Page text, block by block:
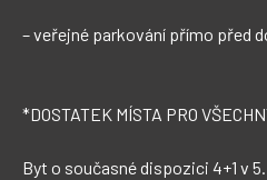
– veřejné parkování přímo před
*DOSTATEK MÍSTA PRO
Byt o současné dispozici 4+1 v